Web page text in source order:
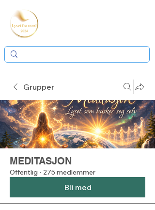
Grupper
MEDITASJON
Offentlig · 275 medlemmer
Bli med